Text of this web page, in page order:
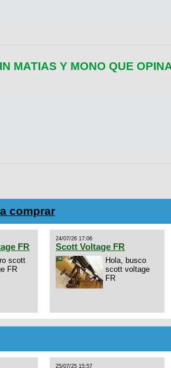
MATIAS Y MONO QUE
comprar
FR
scott
FR
24/07/26 17:06
Scott Voltage FR
Hola, busco
scott voltage
FR
25/07/25 15:57